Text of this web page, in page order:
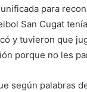
para
San Cugat
y tuvieron que
porque no les
según palabras